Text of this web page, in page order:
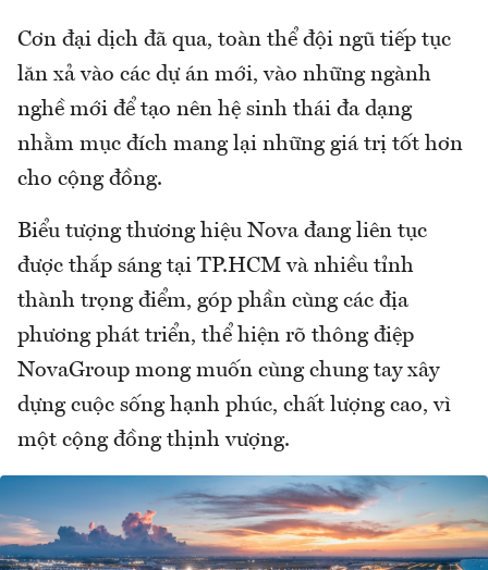
Cơn đại dịch đã qua, toàn thể đội ngũ tiếp tục
lăn xả vào các dự án mới, vào những ngành
nghề mới để tạo nên hệ sinh thái đa dạng
nhằm mục đích mang lại những giá trị tốt hơn
cho cộng đồng.
Biểu tượng thương hiệu Nova đang liên tục
được thắp sáng tại TP.HCM và nhiều tỉnh
thành trọng điểm, góp phần cùng các địa
phương phát triển, thể hiện rõ thông điệp
NovaGroup mong muốn cùng chung tay xây
dựng cuộc sống hạnh phúc, chất lượng cao, vì
một cộng đồng thịnh vượng.